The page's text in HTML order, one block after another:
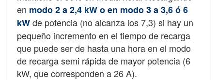
en modo 2 a 2,4 kW o en modo 3 a 3,6 ó 6
kWde potencia (no alcanza los 7,3) si hay un
pequeño incremento en el tiempo de recarga
que puede ser de hasta una hora en el modo
de recarga semi rápida de mayor potencia (6
kW, que corresponden a 26 A).